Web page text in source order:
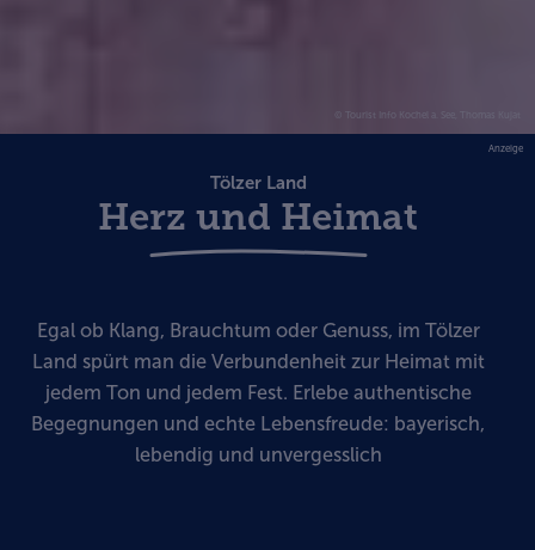
© Tourist Info Kochel a. See, Thomas Kujat
Anzeige
Tölzer Land
Herz und Heimat
Egal ob Klang, Brauchtum oder Genuss, im Tölzer
Land spürt man die Verbundenheit zur Heimat mit
jedem Ton und jedem Fest. Erlebe authentische
Begegnungen und echte Lebensfreude: bayerisch,
lebendig und unvergesslich